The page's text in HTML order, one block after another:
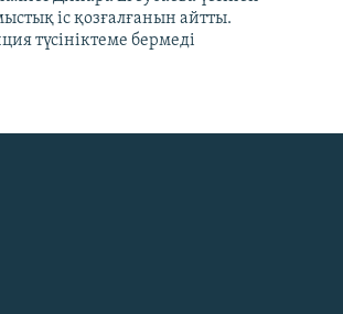
іс қозғалғанын айтты.
түсініктеме бермеді